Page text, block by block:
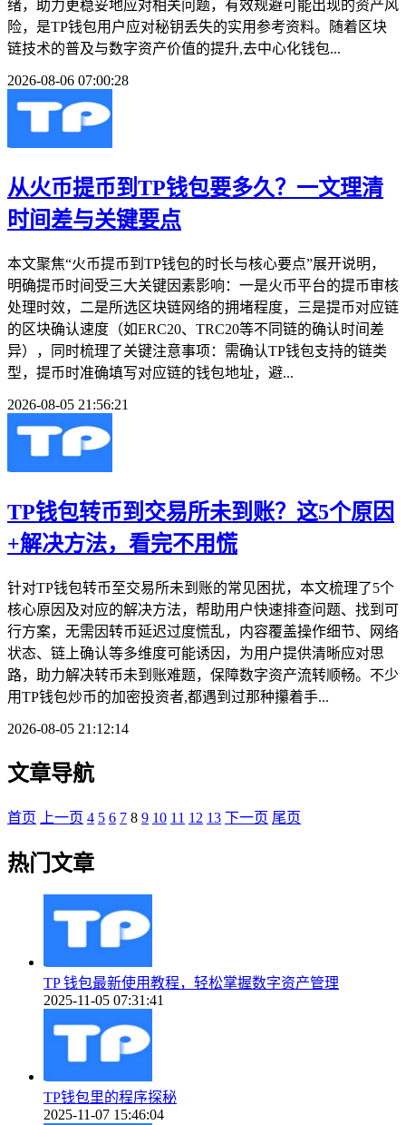
绪，助力更稳妥地应对相关问题，有效规避可能出现的资产风
险，是TP钱包用户应对秘钥丢失的实用参考资料。随着区块
链技术的普及与数字资产价值的提升,去中心化钱包...
2026-08-06 07:00:28
从火币提币到TP钱包要多久？一文理清
时间差与关键要点
本文聚焦“火币提币到TP钱包的时长与核心要点”展开说明，
明确提币时间受三大关键因素影响：一是火币平台的提币审核
处理时效，二是所选区块链网络的拥堵程度，三是提币对应链
的区块确认速度（如ERC20、TRC20等不同链的确认时间差
异），同时梳理了关键注意事项：需确认TP钱包支持的链类
型，提币时准确填写对应链的钱包地址，避...
2026-08-05 21:56:21
TP钱包转币到交易所未到账？这5个原因
+解决方法，看完不用慌
针对TP钱包转币至交易所未到账的常见困扰，本文梳理了5个
核心原因及对应的解决方法，帮助用户快速排查问题、找到可
行方案，无需因转币延迟过度慌乱，内容覆盖操作细节、网络
状态、链上确认等多维度可能诱因，为用户提供清晰应对思
路，助力解决转币未到账难题，保障数字资产流转顺畅。不少
用TP钱包炒币的加密投资者,都遇到过那种攥着手...
2026-08-05 21:12:14
文章导航
首页 上一页 4 5 6 7 8 9 10 11 12 13 下一页 尾页
热门文章
TP 钱包最新使用教程，轻松掌握数字资产管理
2025-11-05 07:31:41
TP钱包里的程序探秘
2025-11-07 15:46:04